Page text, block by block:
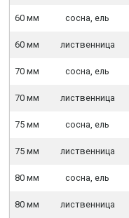
60 мм сосна, ель
60 мм лиственница
70 мм сосна, ель
70 мм лиственница
75 мм сосна, ель
75 мм лиственница
80 мм сосна, ель
80 мм лиственница